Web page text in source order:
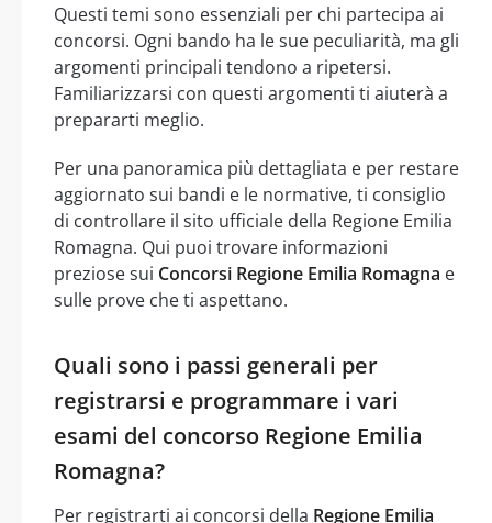
Questi temi sono essenziali per chi partecipa ai
concorsi. Ogni bando ha le sue peculiarità, ma gli
argomenti principali tendono a ripetersi.
Familiarizzarsi con questi argomenti ti aiuterà a
prepararti meglio.
Per una panoramica più dettagliata e per restare
aggiornato sui bandi e le normative, ti consiglio
di controllare il sito ufficiale della Regione Emilia
Romagna. Qui puoi trovare informazioni
preziose sui Concorsi Regione Emilia Romagna e
sulle prove che ti aspettano.
Quali sono i passi generali per
registrarsi e programmare i vari
esami del concorso Regione Emilia
Romagna?
Per registrarti ai concorsi della Regione Emilia